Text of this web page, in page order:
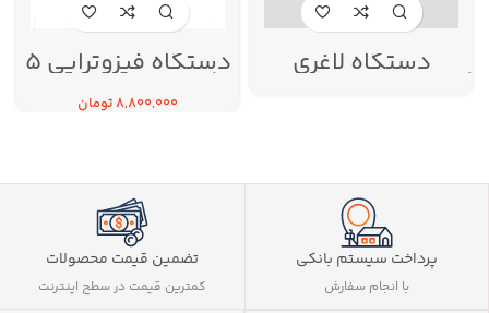
دستگاه لاغری
کرایولیپولیز 360 درجه
دستگاه فیزوتراپی 5
کانال برجیس مدل
ST90
8,800,000تومان
پرداخت سیستم بانکی
با انجام سفارش
تضمین قیمت محصولات
کمترین قیمت در سطح اینترنت